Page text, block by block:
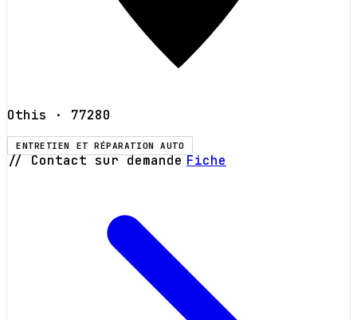
Othis · 77280
ENTRETIEN ET RÉPARATION AUTO
// Contact sur demande Fiche